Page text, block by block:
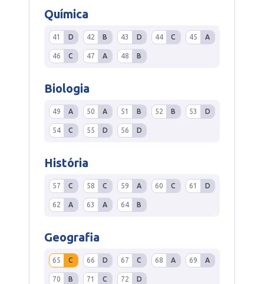
Química
41 D 42 B 43 D 44 C 45 A
46 C 47 A 48 B
Biologia
49 A 50 A 51 B 52 B 53 D
54 C 55 D 56 D
História
57 C 58 C 59 A 60 C 61 D
62 A 63 A 64 B
Geografia
65 C 66 D 67 C 68 A 69 A
70 B 71 C 72 D